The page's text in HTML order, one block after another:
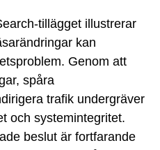
tillägget illustrerar
kan
Genom att
spåra
trafik undergräver
och systemintegritet.
beslut är fortfarande